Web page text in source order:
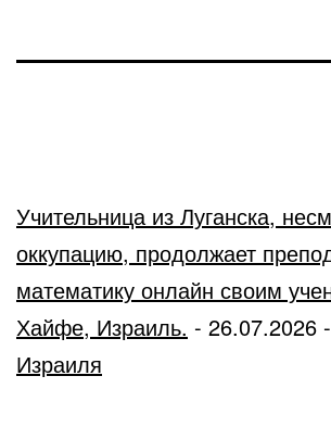
Учительница из Луганска,
оккупацию, продолжает
математику онлайн своим
Хайфе, Израиль. - 26.07.2026 -
Израиля